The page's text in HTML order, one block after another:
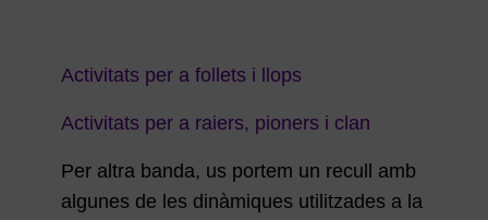
Activitats per a follets i llops
Activitats per a raiers, pioners i clan
Per altra banda, us portem un recull amb
algunes de les dinàmiques utilitzades a la